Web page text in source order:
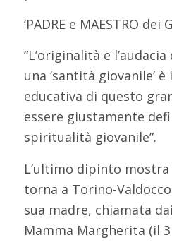
‘PADRE e MAESTRO dei
“L’originalità e
una ‘santità giovanile’
educativa di questo
essere giustamente
spiritualità giovanile”.
L’ultimo dipinto mostra
torna a Torino-
sua madre, chiamata
Mamma Margherita (il